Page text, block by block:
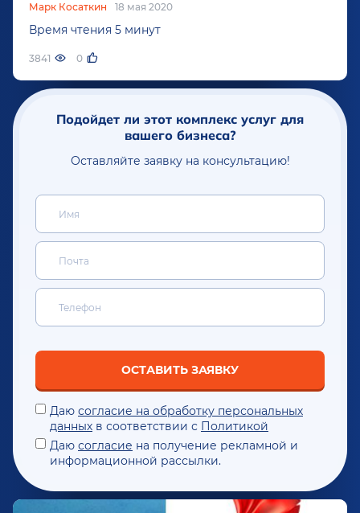
читать до конца. Хорошо, что мне повезло, и на
одном из сайтов я увидела рекламу...
Марк Косаткин 18 мая 2020
Время чтения 5 минут
3841 0
Подойдет ли этот комплекс услуг для
вашего бизнеса?
Оставляйте заявку на консультацию!
ОСТАВИТЬ ЗАЯВКУ
Даю согласие на обработку персональных
данных в соответствии с Политикой
Даю согласие на получение рекламной и
информационной рассылки.